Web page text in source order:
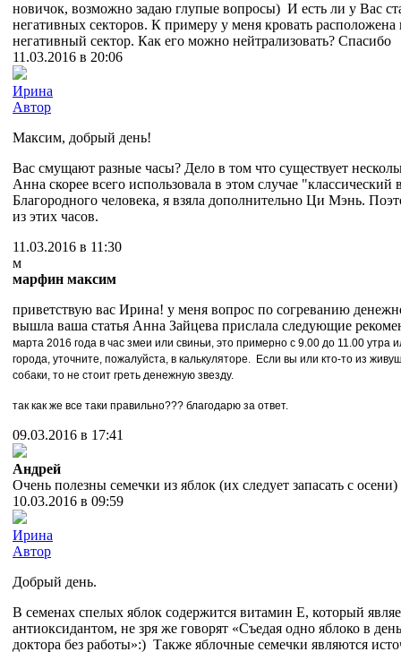
новичок, возможно задаю глупые вопросы) И есть ли у Вас
негативных секторов. К примеру у меня кровать
негативный сектор. Как его можно нейтрализовать? Спасибо
11.03.2016 в 20:06
Ирина
Автор
Максим, добрый день!
Вас смущают разные часы? Дело в том что существует
Анна скорее всего использовала в этом случае "классический
Благородного человека, я взяла дополнительно Ци Мэнь.
из этих часов.
11.03.2016 в 11:30
м
марфин максим
приветствую вас Ирина! у меня вопрос по согреванию
вышла ваша статья Анна Зайцева прислала следующие
марта 2016 года в час змеи или свиньи, это примерно с 9.00 до 11.00 утра
города, уточните, пожалуйста, в калькуляторе. Если вы или кто-то из
собаки, то не стоит греть денежную звезду.
так как же все таки правильно??? благодарю за ответ.
09.03.2016 в 17:41
Андрей
Очень полезны семечки из яблок (их следует запасать с
10.03.2016 в 09:59
Ирина
Автор
Добрый день.
В семенах спелых яблок содержится витамин Е, который
антиоксидантом, не зря же говорят «Съедая одно яблоко в
доктора без работы»:) Также яблочные семечки являются